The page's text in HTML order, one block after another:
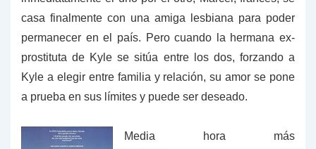
casa finalmente con una amiga lesbiana para poder
permanecer en el país. Pero cuando la hermana ex-
prostituta de Kyle se sitúa entre los dos, forzando a
Kyle a elegir entre familia y relación, su amor se pone
a prueba en sus límites y puede ser deseado.
Media hora más